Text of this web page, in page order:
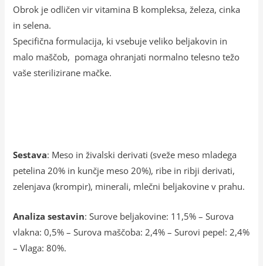
Obrok je odličen vir vitamina B kompleksa, železa, cinka
in selena.
Specifična formulacija, ki vsebuje veliko beljakovin in
malo maščob, pomaga ohranjati normalno telesno težo
vaše sterilizirane mačke.
Sestava: Meso in živalski derivati ​​(sveže meso mladega
petelina 20% in kunčje meso 20%), ribe in ribji derivati,
zelenjava (krompir), minerali, mlečni beljakovine v prahu.
Analiza sestavin: Surove beljakovine: 11,5% – Surova
vlakna: 0,5% – Surova maščoba: 2,4% – Surovi pepel: 2,4%
– Vlaga: 80%.